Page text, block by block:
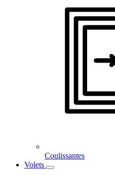
Coulissantes
Volets